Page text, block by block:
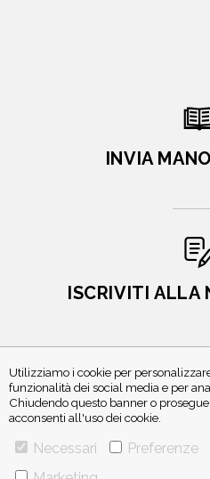
Utilizziamo i cookie per
funzionalità dei social media e per
Chiudendo questo banner o
acconsenti all'uso dei cookie.
Necessari Preferenze
INVIA
ISCRIVITI ALLA